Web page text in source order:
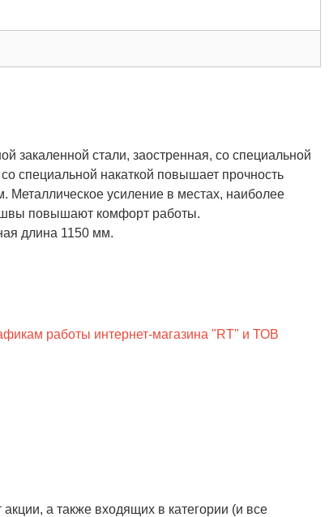
закаленной стали, заостренная, со специальной
специальной накаткой повышает прочность
Металлическое усиление в местах, наиболее
повышают комфорт работы.
длина 1150 мм.
работы интернет-магазина "RT" и ТОВ
а также входящих в категории (и все